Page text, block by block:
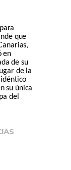
que
en
de su
de la
idéntico
su única
del